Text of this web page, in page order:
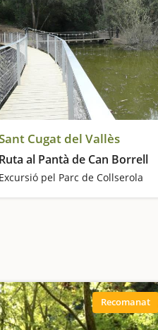
Cugat del Vallès
Ruta al Pantà de Can Borrell
Excursió pel Parc de Collserola
Recomanat